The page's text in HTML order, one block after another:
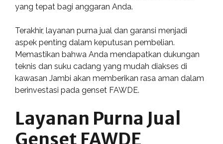
yang tepat bagi anggaran Anda.
Terakhir, layanan purna jual dan garansi menjadi
aspek penting dalam keputusan pembelian.
Memastikan bahwa Anda mendapatkan dukungan
teknis dan suku cadang yang mudah diakses di
kawasan Jambi akan memberikan rasa aman dalam
berinvestasi pada genset FAWDE.
Layanan Purna Jual
Genset FAWDE